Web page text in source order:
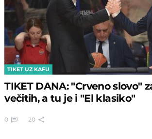
TIKET UZ KAFU
TIKET DANA: "Crveno slovo"
večitih, a tu je i "El klasiko"
0 20